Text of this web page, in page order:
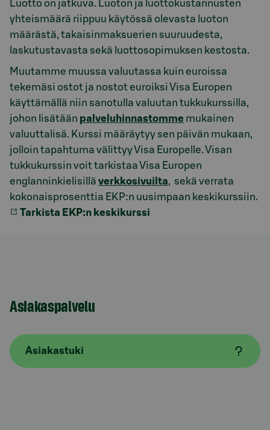
Luotto on jatkuva. Luoton ja luottokustannusten
yhteismäärä riippuu käytössä olevasta luoton
määrästä, takaisinmaksuerien suuruudesta,
laskutustavasta sekä luottosopimuksen kestosta.
Muutamme muussa valuutassa kuin euroissa
tekemäsi ostot ja nostot euroiksi Visa Europen
käyttämällä niin sanotulla valuutan tukkukurssilla,
johon lisätään palveluhinnastomme mukainen
valuuttalisä. Kurssi määräytyy sen päivän mukaan,
jolloin tapahtuma välittyy Visa Europelle. Visan
tukkukurssin voit tarkistaa Visa Europen
englanninkielisillä verkkosivuilta, sekä verrata
kokonaisprosenttia EKP:n uusimpaan keskikurssiin.
Tarkista EKP:n keskikurssi
Asiakaspalvelu
Asiakastuki